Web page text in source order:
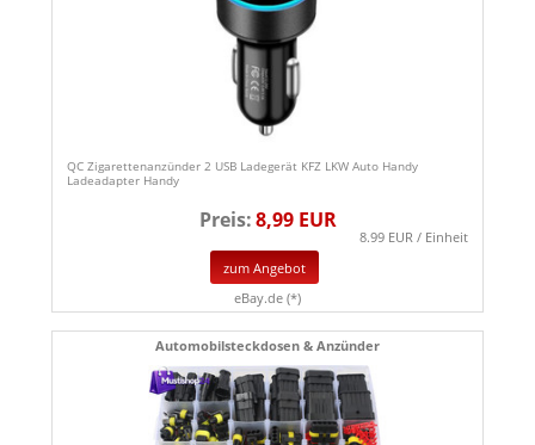
QC Zigarettenanzünder 2 USB Ladegerät KFZ LKW Auto Handy
Ladeadapter Handy
Preis:8,99 EUR
8.99 EUR / Einheit
zum Angebot
eBay.de (*)
Automobilsteckdosen & Anzünder